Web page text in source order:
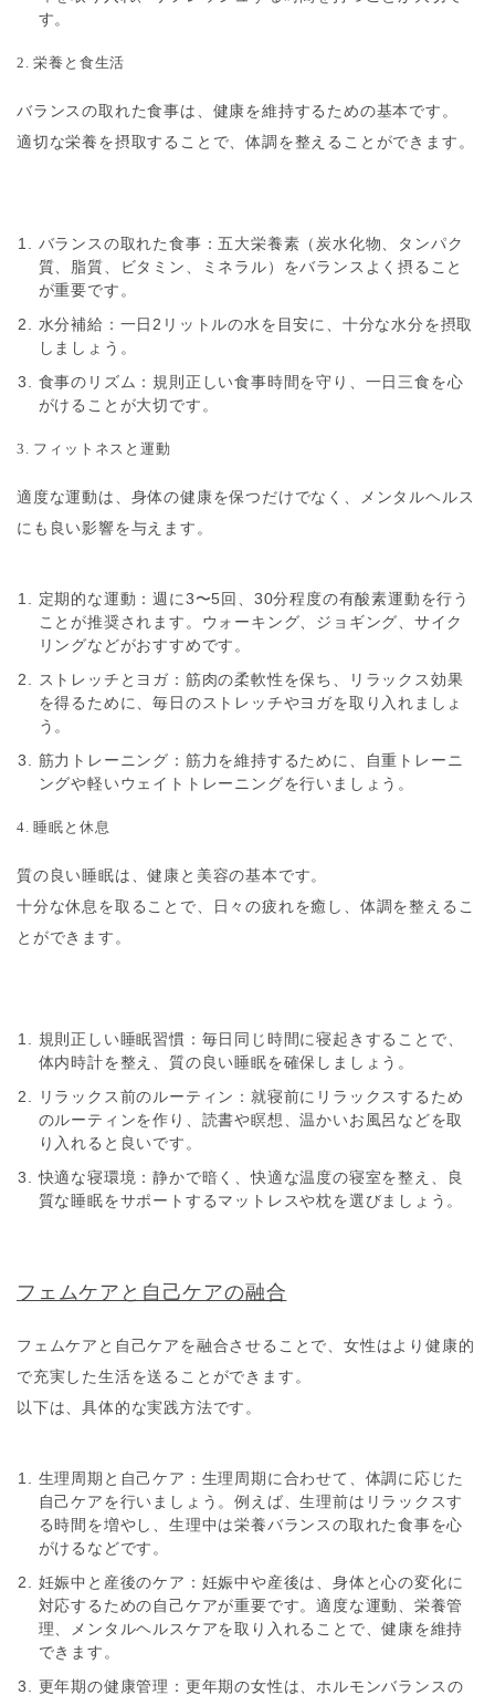
す。
2. 栄養と食生活
バランスの取れた食事は、健康を維持するための基本です。
適切な栄養を摂取することで、体調を整えることができます。
バランスの取れた食事 ：五大栄養素（炭水化物、タンパク
質、脂質、ビタミン、ミネラル）をバランスよく摂ること
が重要です。
水分補給 ：一日2リットルの水を目安に、十分な水分を摂取
しましょう。
食事のリズム ：規則正しい食事時間を守り、一日三食を心
がけることが大切です。
3. フィットネスと運動
適度な運動は、身体の健康を保つだけでなく、メンタルヘルス
にも良い影響を与えます。
定期的な運動 ：週に3〜5回、30分程度の有酸素運動を行う
ことが推奨されます。ウォーキング、ジョギング、サイク
リングなどがおすすめです。
ストレッチとヨガ：筋肉の柔軟性を保ち、リラックス効果
を得るために、毎日のストレッチやヨガを取り入れましょ
う。
筋力トレーニング ：筋力を維持するために、自重トレーニ
ングや軽いウェイトトレーニングを行いましょう。
4. 睡眠と休息
質の良い睡眠は、健康と美容の基本です。
十分な休息を取ることで、日々の疲れを癒し、体調を整えるこ
とができます。
規則正しい睡眠習慣 ：毎日同じ時間に寝起きすることで、
体内時計を整え、質の良い睡眠を確保しましょう。
リラックス前のルーティン ：就寝前にリラックスするため
のルーティンを作り、読書や瞑想、温かいお風呂などを取
り入れると良いです。
快適な寝環境 ：静かで暗く、快適な温度の寝室を整え、良
質な睡眠をサポートするマットレスや枕を選びましょう。
フェムケアと自己ケアの融合
フェムケアと自己ケアを融合させることで、女性はより健康的
で充実した生活を送ることができます。
以下は、具体的な実践方法です。
生理周期と自己ケア ：生理周期に合わせて、体調に応じた
自己ケアを行いましょう。例えば、生理前はリラックスす
る時間を増やし、生理中は栄養バランスの取れた食事を心
がけるなどです。
妊娠中と産後のケア ：妊娠中や産後は、身体と心の変化に
対応するための自己ケアが重要です。適度な運動、栄養管
理、メンタルヘルスケアを取り入れることで、健康を維持
できます。
更年期の健康管理 ：更年期の女性は、ホルモンバランスの